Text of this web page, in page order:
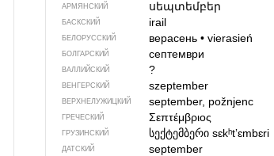
АРМЯНСКИЙ սեպտեմբեր
БАСКСКИЙ irail
БЕЛОРУССКИЙ верасень • vierasień
БОЛГАРСКИЙ септември
ВАЛЛИЙСКИЙ ?
ВЕНГЕРСКИЙ szeptember
ВЕРХНЕЛУЖИЦКИЙ september, požnjenc
ГРЕЧЕСКИЙ Σεπτέμβριος
ГРУЗИНСКИЙ სექტემბერი sɛkʰtʼɛmbɛri
ДАТСКИЙ september